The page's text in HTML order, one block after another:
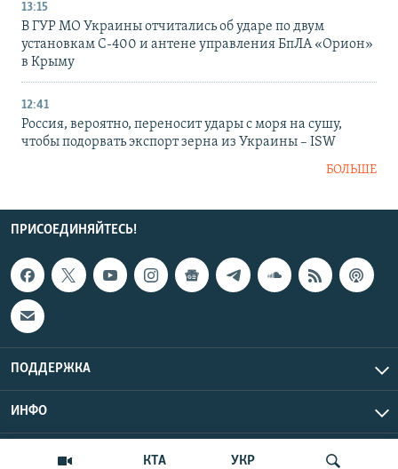
КТА УКР
13:15
В ГУР МО Украины отчитались об ударе по двум
установкам С-400 и антене управления БпЛА «Орион»
в Крыму
12:41
Россия, вероятно, переносит удары с моря на сушу,
чтобы подорвать экспорт зерна из Украины – ISW
БОЛЬШЕ
ПРИСОЕДИНЯЙТЕСЬ!
ПОДДЕРЖКА
ИНФО
Copyright Крым.Реалии, 2026 | Все права защищены.
UTC+3